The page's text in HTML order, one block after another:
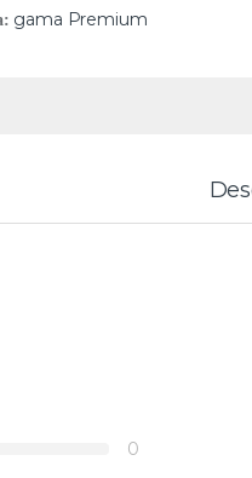
gama Premium
0